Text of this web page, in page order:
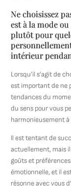
Ne choisissez
est à la mode
plutôt pour
intérieur
Lorsqu’il s’agit de
est important de ne
tendances du
du sens pour vous
harmonieusement
Il est tentant de
actuellement, mais
goûts et
émotionnelle, et il
résonne avec vous